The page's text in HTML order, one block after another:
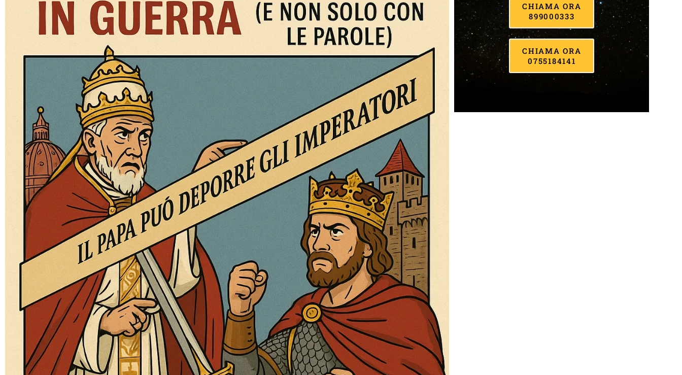
CHIAMA ORA
899000333
CHIAMA ORA
0755184141